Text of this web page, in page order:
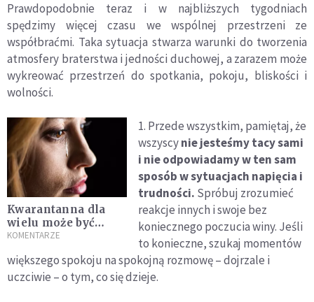
Prawdopodobnie teraz i w najbliższych tygodniach
spędzimy więcej czasu we wspólnej przestrzeni ze
współbraćmi. Taka sytuacja stwarza warunki do tworzenia
atmosfery braterstwa i jedności duchowej, a zarazem może
wykreować przestrzeń do spotkania, pokoju, bliskości i
wolności.
Kwarantanna dla
wielu może być
prawdziwą tragedią
KOMENTARZE
1. Przede wszystkim, pamiętaj, że
wszyscynie jesteśmy tacy sami
i nie odpowiadamy w ten sam
sposób w sytuacjach napięcia i
trudności. Spróbuj zrozumieć
reakcje innych i swoje bez
koniecznego poczucia winy. Jeśli
to konieczne, szukaj momentów
większego spokoju na spokojną rozmowę – dojrzale i
uczciwie – o tym, co się dzieje.